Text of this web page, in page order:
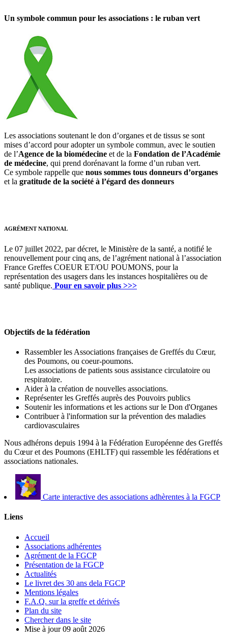
Un symbole commun pour les associations : le ruban vert
Les associations soutenant le don d’organes et de tissus se sont
mises d’accord pour adopter un symbole commun, avec le soutien
de l’Agence de la biomédecine et de la Fondation de l’Académie
de médecine, qui prend dorénavant la forme d’un ruban vert.
Ce symbole rappelle que nous sommes tous donneurs d’organes
et la gratitude de la société à l’égard des donneurs
AGRÉMENT NATIONAL
Le 07 juillet 2022, par décret, le Ministère de la santé, a notifié le
renouvellement pour cinq ans, de l’agrément national à l’association
France Greffes COEUR ET/OU POUMONS, pour la
représentation des usagers dans les instances hospitalières ou de
santé publique. Pour en savoir plus >>>
Objectifs de la fédération
Rassembler les Associations françaises de Greffés du Cœur,
des Poumons, ou coeur-poumons.
Les associations de patients sous assistance circulatoire ou
respiratoire.
Aider à la création de nouvelles associations.
Représenter les Greffés auprès des Pouvoirs publics
Soutenir les informations et les actions sur le Don d'Organes
Contribuer à l'information sur la prévention des maladies
cardiovasculaires
Nous adhérons depuis 1994 à la Fédération Européenne des Greffés
du Cœur et des Poumons (EHLTF) qui rassemble les fédérations et
associations nationales.
Carte interactive des associations adhèrentes à la FGCP
Liens
Accueil
Associations adhérentes
Agrément de la FGCP
Présentation de la FGCP
Actualités
Le livret des 30 ans dela FGCP
Mentions légales
F.A.Q. sur la greffe et dérivés
Plan du site
Chercher dans le site
Mise à jour 09 août 2026